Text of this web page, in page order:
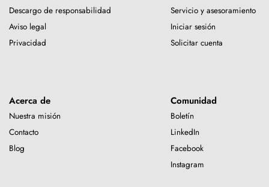
Descargo de responsabilidad
Aviso legal
Privacidad
Servicio y asesoramiento
Iniciar sesión
Solicitar cuenta
Acerca de
Nuestra misión
Contacto
Blog
Comunidad
Boletín
LinkedIn
Facebook
Instagram